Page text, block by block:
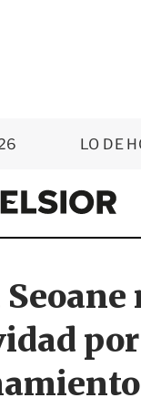
LO DE
E
x
e
i
o
r